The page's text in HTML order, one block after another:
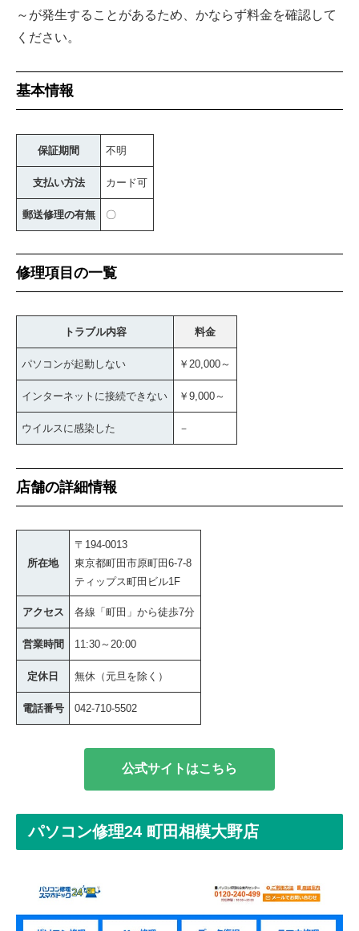
～が発生することがあるため、かならず料金を確認して
ください。
基本情報
保証期間 不明
支払い方法 カード可
郵送修理の有無 〇
修理項目の一覧
トラブル内容 料金
パソコンが起動しない ￥20,000～
インターネットに接続できない ￥9,000～
ウイルスに感染した －
店舗の詳細情報
所在地
〒194-0013
東京都町田市原町田6-7-8
ティップス町田ビル1F
アクセス 各線「町田」から徒歩7分
営業時間 11:30～20:00
定休日 無休（元旦を除く）
電話番号 042-710-5502
公式サイトはこちら
パソコン修理24 町田相模大野店